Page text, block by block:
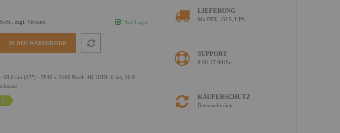
Auf Lager
zzgl. Versand
IN DEN WARENKORB
68,6 cm (27") - 3840 x 2160 Pixel- 4K UHD- 6 ms, 16:9 -
LIEFERUNG
Mit DHL, GLS, UPS
SUPPORT
8.00-17.00Uhr
KÄUFERSCHUTZ
Datensicherheit